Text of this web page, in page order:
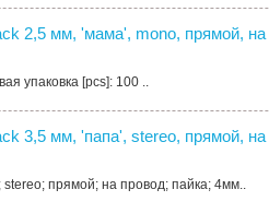
2,5 мм, 'мама', mono, прямой, на
упаковка [pcs]: 100 ..
3,5 мм, 'папа', stereo, прямой, на
прямой; на провод; пайка; 4мм..